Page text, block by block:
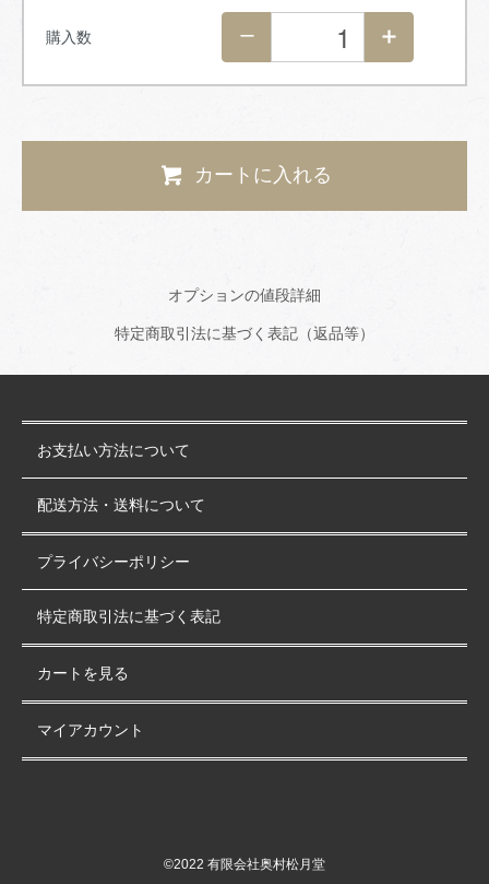
購入数
カートに入れる
オプションの値段詳細
特定商取引法に基づく表記（返品等）
お支払い方法について
配送方法・送料について
プライバシーポリシー
特定商取引法に基づく表記
カートを見る
マイアカウント
©2022 有限会社奥村松月堂